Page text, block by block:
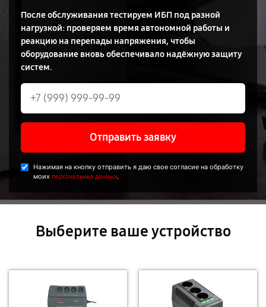
После обслуживания тестируем ИБП под разной
нагрузкой: проверяем время автономной работы и
реакцию на перепады напряжения, чтобы
оборудование вновь обеспечивало надёжную защиту
систем.
Отправить заявку
Нажимая на кнопку отправить я даю свое согласие на обработку
моих персональных данных.
Выберите ваше устройство